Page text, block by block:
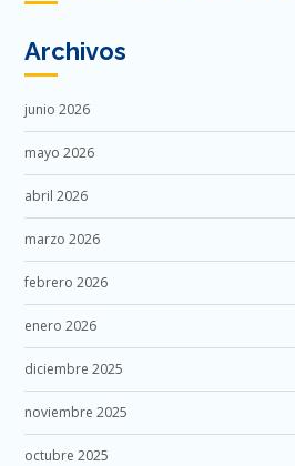
Archivos
junio 2026
mayo 2026
abril 2026
marzo 2026
febrero 2026
enero 2026
diciembre 2025
noviembre 2025
octubre 2025